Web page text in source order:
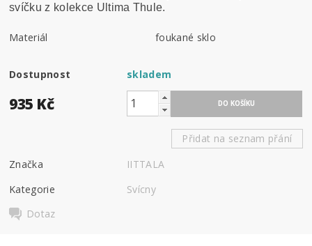
svíčku z kolekce Ultima Thule.
Materiál foukané sklo
Dostupnost skladem
935 Kč
Přidat na seznam přání
Značka
IITTALA
Kategorie
Svícny
Dotaz